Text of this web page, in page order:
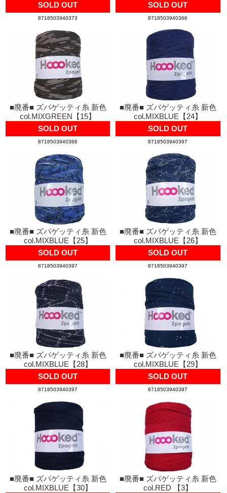
SOLD OUT
8718503940373
SOLD OUT
8718503940366
■廃番■ ズパゲッティ糸 新色
col.MIXGREEN【15】
SOLD OUT
8718503940366
■廃番■ ズパゲッティ糸 新色
col.MIXBLUE【24】
SOLD OUT
8718503940397
■廃番■ ズパゲッティ糸 新色
col.MIXBLUE【25】
SOLD OUT
8718503940397
■廃番■ ズパゲッティ糸 新色
col.MIXBLUE【26】
SOLD OUT
8718503940397
■廃番■ ズパゲッティ糸 新色
col.MIXBLUE【28】
SOLD OUT
8718503940397
■廃番■ ズパゲッティ糸 新色
col.MIXBLUE【29】
SOLD OUT
8718503940397
■廃番■ ズパゲッティ糸 新色
col.MIXBLUE【30】
■廃番■ ズパゲッティ糸 新色
col.RED 【3】